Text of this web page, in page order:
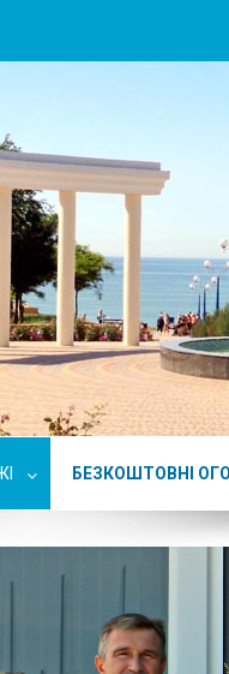
БЕЗКОШТОВНІ